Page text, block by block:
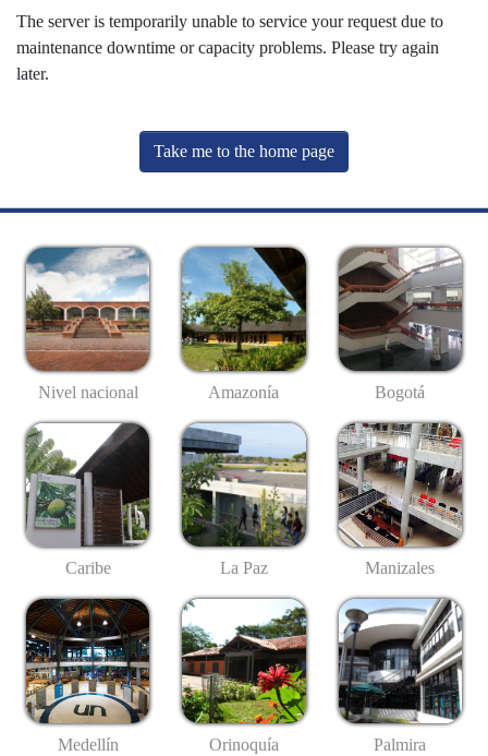
The server is temporarily unable to service your request due to
maintenance downtime or capacity problems. Please try again
later.
Take me to the home page
Nivel nacional Amazonía Bogotá
Caribe La Paz Manizales
Medellín Orinoquía Palmira